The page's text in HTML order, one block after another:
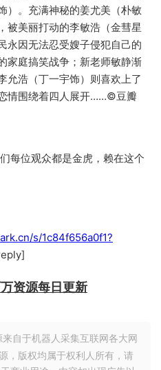
）。充满神秘的姜尤美（朴敏
被美丽打动的李敏浩（金彗星
永因无法忍受嫂子侵犯自己的
家庭搞笑战争；新老师敏静渐
允浩（丁一宇饰）则喜欢上了
情围绕着四人展开……©豆瓣
每位观众都是金虎，赖在这个
s/1c84f656a0f1?
万资源每日更新
自于机器人采集互联网各大网
，版权均属于权利人所有，请